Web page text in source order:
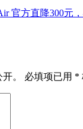
官方直降300元
。 必填项已用 *